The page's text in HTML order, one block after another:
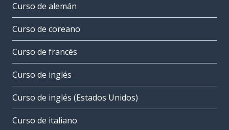
Curso de alemán
Curso de coreano
Curso de francés
Curso de inglés
Curso de inglés (Estados Unidos)
Curso de italiano